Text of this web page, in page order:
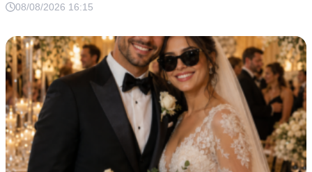
08/08/2026 16:15